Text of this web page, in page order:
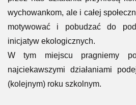
wychowankom, ale i całej
motywować i pobudzać do
inicjatyw ekologicznych.
W tym miejscu pragniemy
najciekawszymi działaniami
(kolejnym) roku szkolnym.